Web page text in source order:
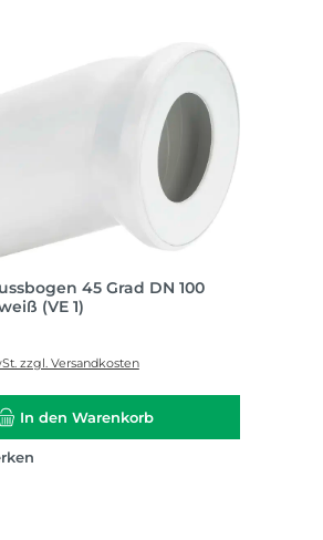
45 Grad DN 100
(VE 1)
zzgl. Versandkosten
In den Warenkorb